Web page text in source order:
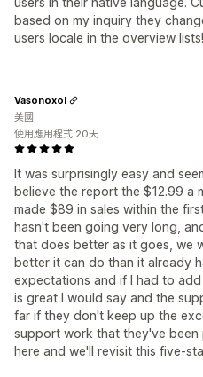
based on my inquiry they
users locale in the overview lists!
It was surprisingly easy and
believe the report the $12.99 a
made $89 in sales within the
hasn't been going very long,
that does better as it goes, we
better it can do than it already
expectations and if I had to
is great I would say and the
far if they don't keep up the
support work that they've been
here and we'll revisit this five-
Vasonoxol
美國
使用應用程式 20天